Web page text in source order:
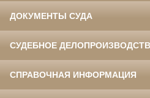
ДОКУМЕНТЫ СУДА
СУДЕБНОЕ
СПРАВОЧНАЯ ИНФОРМАЦИЯ